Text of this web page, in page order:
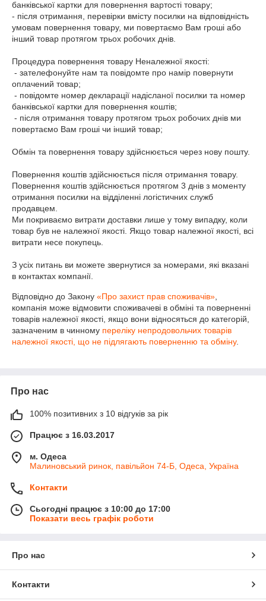
банківської картки для повернення вартості товару;
- після отримання, перевірки вмісту посилки на відповідність
умовам повернення товару, ми повертаємо Вам гроші або
інший товар протягом трьох робочих днів.
Процедура повернення товару Неналежної якості:
оплачений товар;
банківської картки для повернення коштів;
повертаємо Вам гроші чи інший товар;
Обмін та повернення товару здійснюється через нову пошту.
Повернення коштів здійснюється після отримання товару.
Повернення коштів здійснюється протягом 3 днів з моменту
отримання посилки на відділенні логістичних служб
продавцем.
Ми покриваємо витрати доставки лише у тому випадку, коли
товар був не належної якості. Якщо товар належної якості, всі
витрати несе покупець.
З усіх питань ви можете звернутися за номерами, які вказані
в контактах компанії.
Відповідно до Закону «Про захист прав споживачів»
компанія може відмовити споживачеві в обміні та поверненні
товарів належної якості, якщо вони відносяться до категорій,
зазначеним в чинному переліку непродовольчих товарів
належної якості, що не підлягають поверненню та обміну.
Про нас
100% позитивних з 10 відгуків за рік
Працює з 16.03.2017
м. Одеса
Малиновський ринок, павільйон 74-Б, Одеса, Україна
Контакти
Сьогодні працює з 10:00 до 17:00
Показати весь графік роботи
Про нас
Контакти